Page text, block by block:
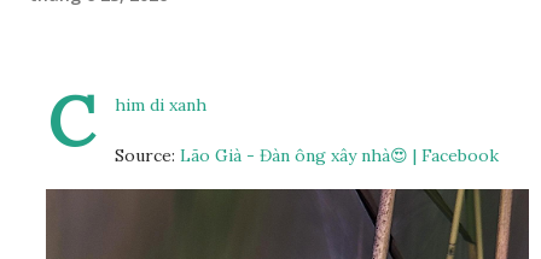
C him di xanh
Source: Lão Già - Đàn ông xây nhà😍 | Facebook